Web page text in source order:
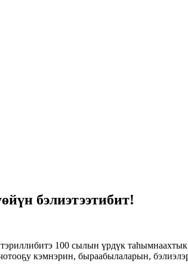
бэлиэтээтибит!
100 сылын үрдүк
кэмнэрин, быраабылаларын,